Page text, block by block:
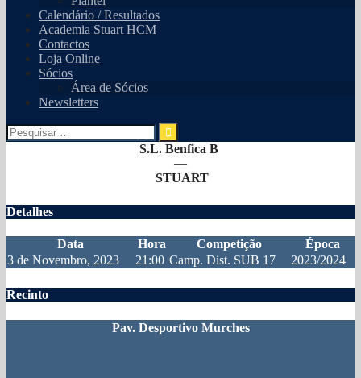
Calendário / Resultados
Academia Stuart HCM
Contactos
Loja Online
Sócios
Área de Sócios
Newsletters
Pesquisar
por:
S.L. Benfica B
—
STUART
Detalhes
Data Hora Competição
Época
3 de Novembro, 2023
21:00 Camp. Dist. SUB 17 2023/2024
Recinto
Pav. Desportivo Murches